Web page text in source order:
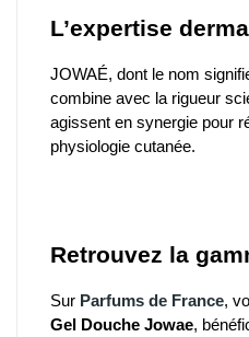
L’expertise
JOWAÉ, dont le nom
combine avec la rigueur
agissent en synergie pour
physiologie cutanée.
Retrouvez la
Sur Parfums de France,
Gel Douche Jowae,